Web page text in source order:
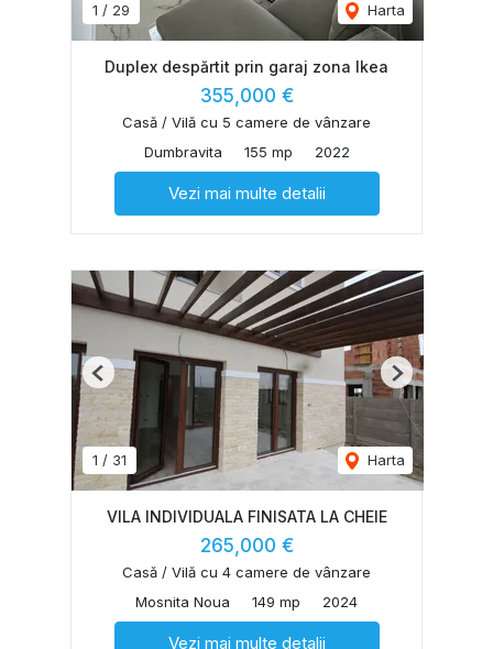
1 / 29 Harta
Duplex despărtit prin garaj zona Ikea
355,000 €
Casă / Vilă cu 5 camere de vânzare
Dumbravita
155 mp 2022
Vezi mai multe detalii
1 / 31 Harta
Previous Next
VILA INDIVIDUALA FINISATA LA CHEIE
265,000 €
Casă / Vilă cu 4 camere de vânzare
Mosnita Noua
149 mp 2024
Vezi mai multe detalii